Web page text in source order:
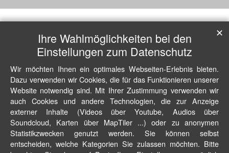
Ihre Wahlmöglichkeiten bei den
Einstellungen zum Datenschutz
Wir möchten Ihnen ein optimales Webseiten-Erlebnis bieten.
Dazu verwenden wir Cookies, die für das Funktionieren unserer
Website notwendig sind. Mit Ihrer Zustimmung verwenden wir
auch Cookies und andere Technologien, die zur Anzeige
externer Inhalte (Videos über Youtube, Audios über
Soundcloud, Karten über MapTiler ...) oder zu anonymen
Statistikzwecken genutzt werden. Sie können selbst
entscheiden, welche Kategorien Sie zulassen möchten. Bitte
✕